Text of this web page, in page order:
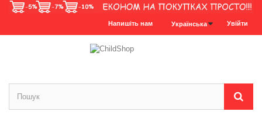
Увійти
Українська
Напишіть нам